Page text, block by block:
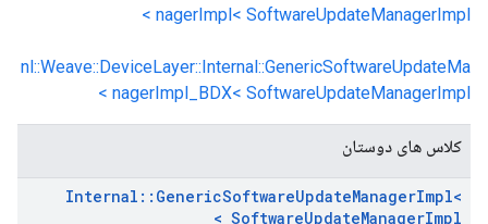
nagerImpl< SoftwareUpdateManagerImpl >
nl::Weave::DeviceLayer::Internal::GenericSoftwareUpdateMa
nagerImpl_BDX< SoftwareUpdateManagerImpl >
کلاس های دوستان
Internal :: GenericSoftwareUpdateManagerImpl<
SoftwareUpdateManagerImpl >